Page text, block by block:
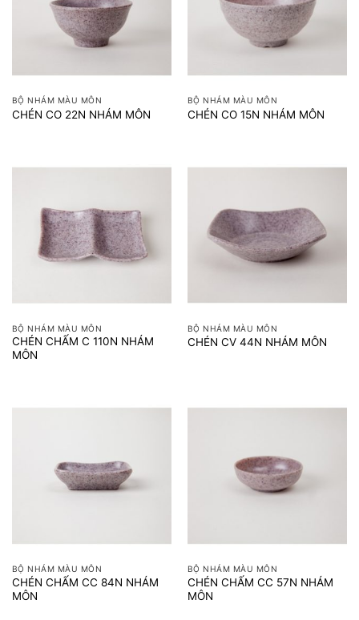
BỘ NHÁM MÀU MÔN
CHÉN CO 22N NHÁM MÔN
BỘ NHÁM MÀU MÔN
CHÉN CO 15N NHÁM MÔN
BỘ NHÁM MÀU MÔN
CHÉN CHẤM C 110N NHÁM
MÔN
BỘ NHÁM MÀU MÔN
CHÉN CV 44N NHÁM MÔN
BỘ NHÁM MÀU MÔN
CHÉN CHẤM CC 84N NHÁM
MÔN
BỘ NHÁM MÀU MÔN
CHÉN CHẤM CC 57N NHÁM
MÔN